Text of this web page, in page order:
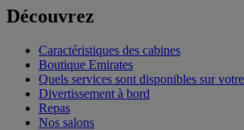
Découvrez
Caractéristiques des cabines
Boutique Emirates
Quels services sont disponibles sur
Divertissement à bord
Repas
Nos salons